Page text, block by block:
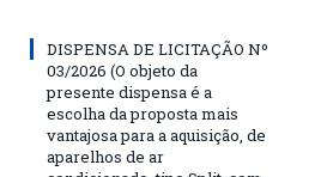
DISPENSA DE LICITAÇÃO Nº
03/2026 (O objeto da
presente dispensa é a
escolha da proposta mais
vantajosa para a aquisição, de
aparelhos de ar